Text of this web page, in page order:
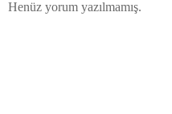
Henüz yorum yazılmamış.